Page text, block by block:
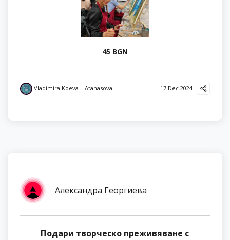
45 BGN
Vladimira Koeva – Atanasova 17 Dec 2024
Александра Георгиева
Подари творческо преживяване с